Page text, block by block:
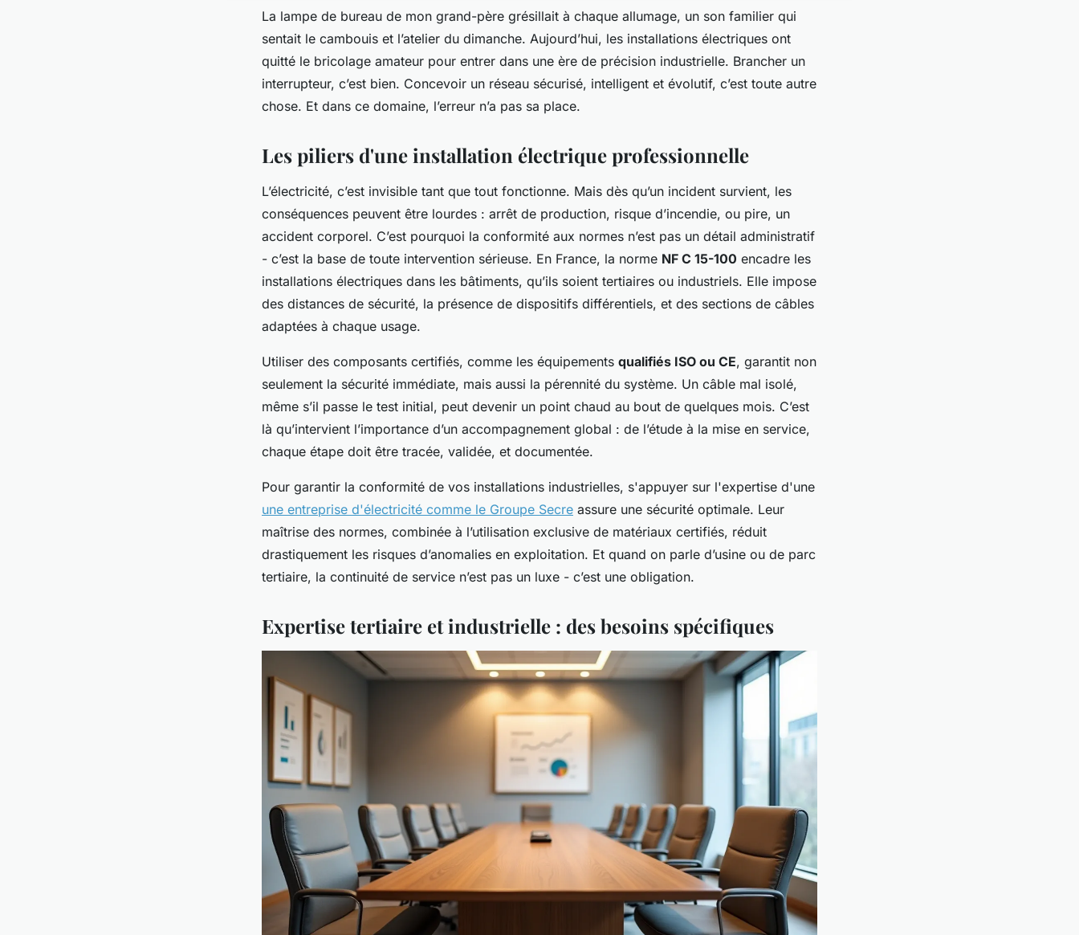
La lampe de bureau de mon grand-père grésillait à chaque allumage, un son familier qui
sentait le cambouis et l’atelier du dimanche. Aujourd’hui, les installations électriques ont
quitté le bricolage amateur pour entrer dans une ère de précision industrielle. Brancher un
interrupteur, c’est bien. Concevoir un réseau sécurisé, intelligent et évolutif, c’est toute autre
chose. Et dans ce domaine, l’erreur n’a pas sa place.
Les piliers d'une installation électrique professionnelle
L’électricité, c’est invisible tant que tout fonctionne. Mais dès qu’un incident survient, les
conséquences peuvent être lourdes : arrêt de production, risque d’incendie, ou pire, un
accident corporel. C’est pourquoi la conformité aux normes n’est pas un détail administratif
- c’est la base de toute intervention sérieuse. En France, la norme NF C 15-100 encadre les
installations électriques dans les bâtiments, qu’ils soient tertiaires ou industriels. Elle impose
des distances de sécurité, la présence de dispositifs différentiels, et des sections de câbles
adaptées à chaque usage.
Utiliser des composants certifiés, comme les équipements qualifiés ISO ou CE, garantit non
seulement la sécurité immédiate, mais aussi la pérennité du système. Un câble mal isolé,
même s’il passe le test initial, peut devenir un point chaud au bout de quelques mois. C’est
là qu’intervient l’importance d’un accompagnement global : de l’étude à la mise en service,
chaque étape doit être tracée, validée, et documentée.
Pour garantir la conformité de vos installations industrielles, s'appuyer sur l'expertise d'une
une entreprise d'électricité comme le Groupe Secre assure une sécurité optimale. Leur
maîtrise des normes, combinée à l’utilisation exclusive de matériaux certifiés, réduit
drastiquement les risques d’anomalies en exploitation. Et quand on parle d’usine ou de parc
tertiaire, la continuité de service n’est pas un luxe - c’est une obligation.
Expertise tertiaire et industrielle : des besoins spécifiques